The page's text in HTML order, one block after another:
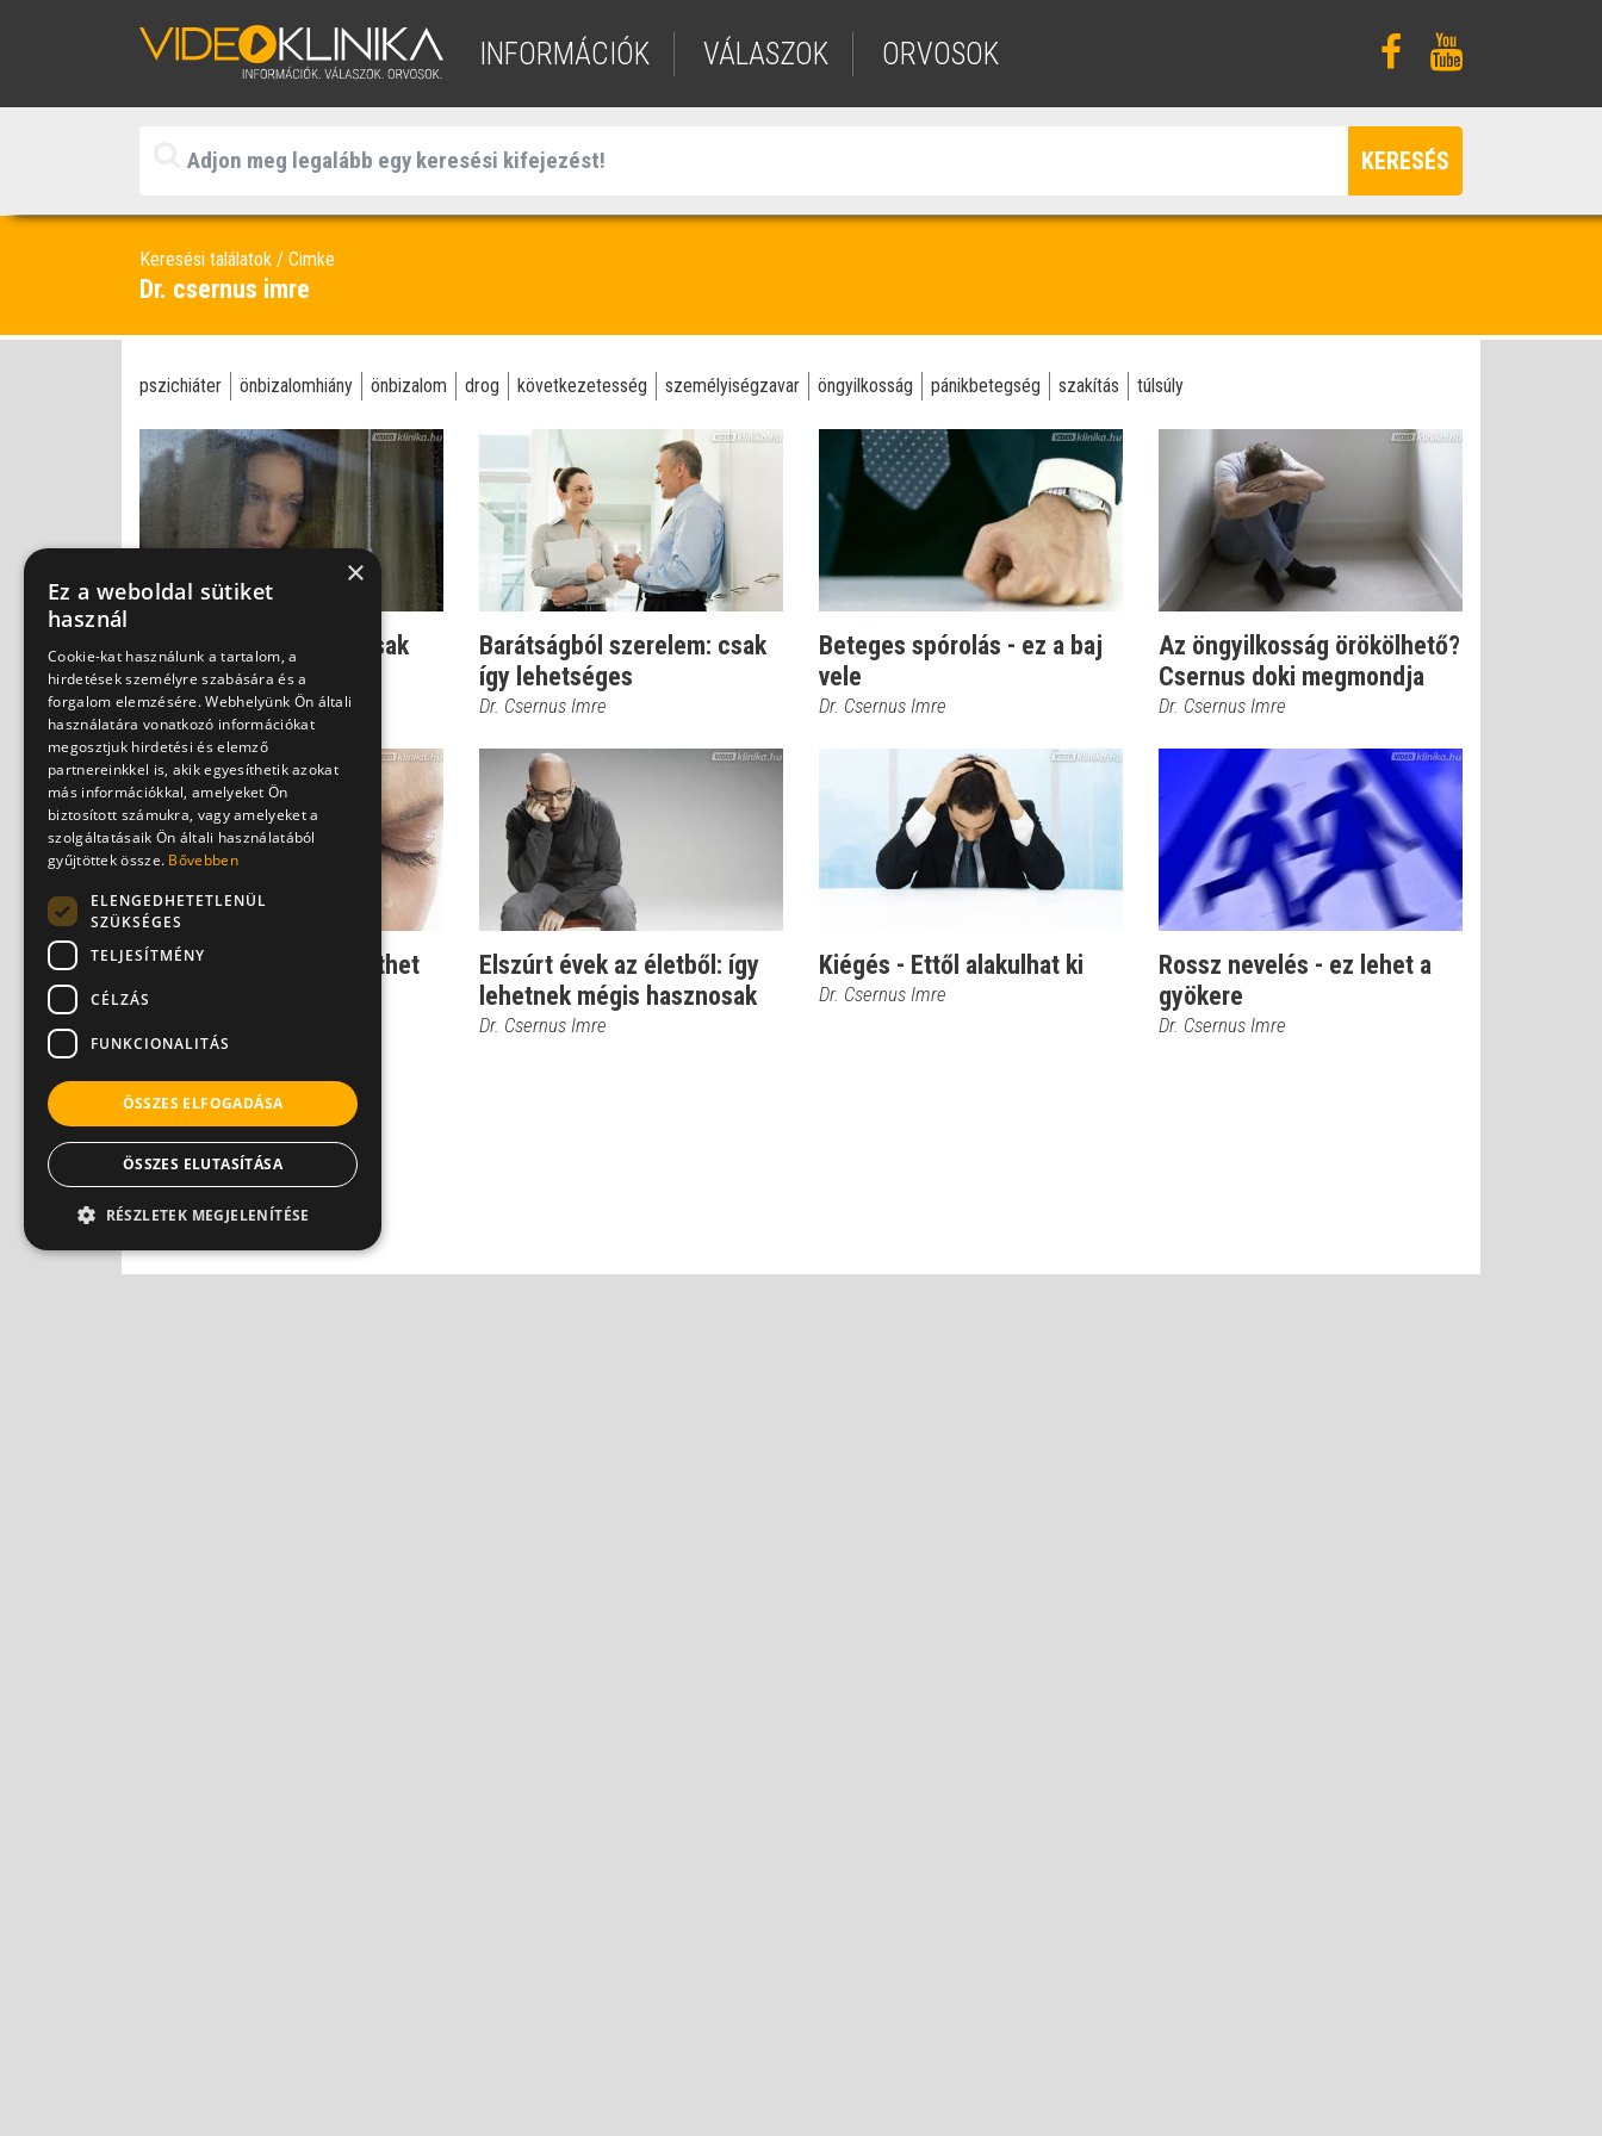
INFORMÁCIÓK VÁLASZOK ORVOSOK
KERESÉS
Keresési találatok Cimke
Dr. csernus imre
pszichiáter önbizalomhiány önbizalom drog következetesség személyiségzavar öngyilkosság pánikbetegség szakítás túlsúly
Vállald a félelmeket, csak
így nyerhetsz
Dr. Csernus Imre
Barátságból szerelem: csak
így lehetséges
Dr. Csernus Imre
Beteges spórolás - ez a baj
vele
Dr. Csernus Imre
Az öngyilkosság örökölhető?
Csernus doki megmondja
Dr. Csernus Imre
Nemi erőszak - Ez segíthet
feldolgozni
Elszúrt évek az életből: így
lehetnek mégis hasznosak
Dr. Csernus Imre
Kiégés - Ettől alakulhat ki
Dr. Csernus Imre
Rossz nevelés - ez lehet a
gyökere
Dr. Csernus Imre
×
Ez a weboldal sütiket
használ
Cookie-kat használunk a tartalom, a
hirdetések személyre szabására és a
forgalom elemzésére. Webhelyünk Ön általi
használatára vonatkozó információkat
megosztjuk hirdetési és elemző
partnereinkkel is, akik egyesíthetik azokat
más információkkal, amelyeket Ön
biztosított számukra, vagy amelyeket a
szolgáltatásaik Ön általi használatából
gyűjtöttek össze. Bővebben
ELENGEDHETETLENÜL
SZÜKSÉGES
TELJESÍTMÉNY
CÉLZÁS
FUNKCIONALITÁS
ÖSSZES ELFOGADÁSA
ÖSSZES ELUTASÍTÁSA
RÉSZLETEK MEGJELENÍTÉSE